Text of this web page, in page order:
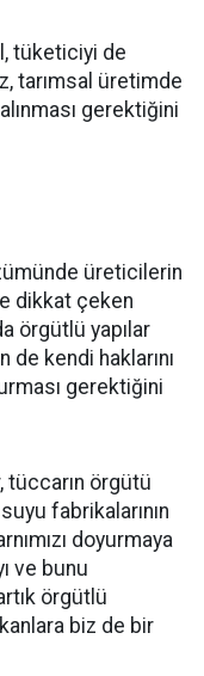
tüketiciyi de
tarımsal üretimde
gerektiğini
üreticilerin
dikkat çeken
örgütlü yapılar
kendi haklarını
gerektiğini
tüccarın örgütü
fabrikalarının
doyurmaya
ve bunu
örgütlü
biz de bir